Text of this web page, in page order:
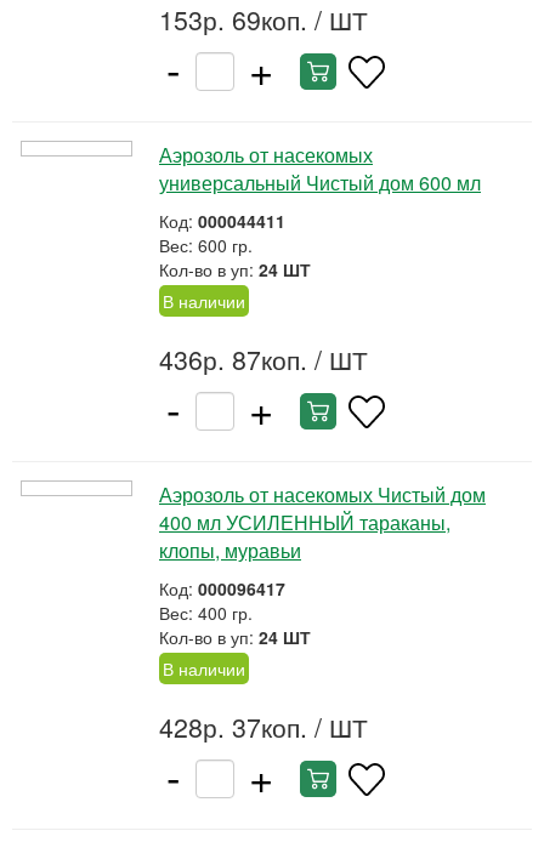
153р. 69коп. / ШТ
- +
Аэрозоль от насекомых
универсальный Чистый дом 600 мл
Код: 000044411
Вес: 600 гр.
Кол-во в уп: 24 ШТ
В наличии
436р. 87коп. / ШТ
- +
Аэрозоль от насекомых Чистый дом
400 мл УСИЛЕННЫЙ тараканы,
клопы, муравьи
Код: 000096417
Вес: 400 гр.
Кол-во в уп: 24 ШТ
В наличии
428р. 37коп. / ШТ
- +